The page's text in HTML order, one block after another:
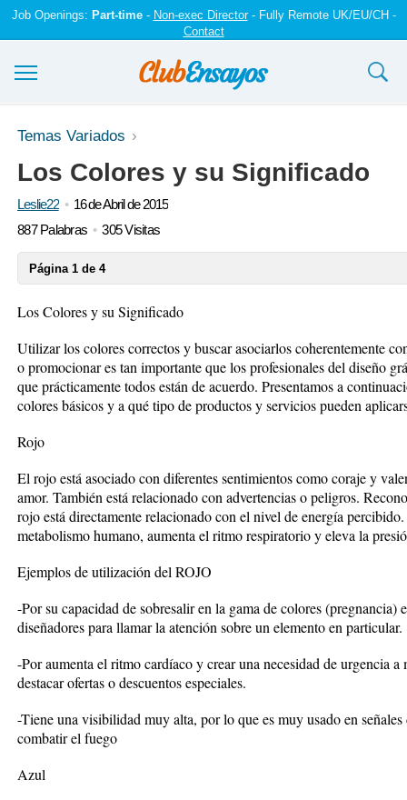
Job Openings: Part-time- Non-exec Director- Fully Remote UK/EU/CH -
Contact
Ensayos y trabajos
Registrarse
Iniciar sesión
Temas Variados
Los Colores y su Significado
Leslie22
16 de Abril de 2015
887 Palabras
305 Visitas
Página 1 de 4
Los Colores y su Significado
Utilizar los colores correctos y buscar asociarlos coherentemente
o promocionar es tan importante que los profesionales del diseño
que prácticamente todos están de acuerdo. Presentamos a
colores básicos y a qué tipo de productos y servicios pueden
Rojo
El rojo está asociado con diferentes sentimientos como coraje y
amor. También está relacionado con advertencias o peligros.
rojo está directamente relacionado con el nivel de energía
metabolismo humano, aumenta el ritmo respiratorio y eleva la
Ejemplos de utilización del ROJO
-Por su capacidad de sobresalir en la gama de colores (pregnancia)
diseñadores para llamar la atención sobre un elemento en particular.
-Por aumenta el ritmo cardíaco y crear una necesidad de urgencia
destacar ofertas o descuentos especiales.
-Tiene una visibilidad muy alta, por lo que es muy usado en
combatir el fuego
Azul